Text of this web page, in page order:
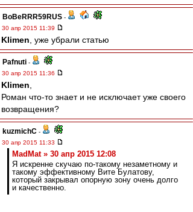
BoBeRRR59RUS -
30 апр 2015 11:39
Klimen , уже убрали статью
Pafnuti -
30 апр 2015 11:36
Klimen
Роман что-то знает и не исключает уже своего
возвращения?
kuzmichC -
30 апр 2015 11:33
MadMat » 30 апр 2015 12:08
Я искренне скучаю по-такому незаметному и
такому эффективному Вите Булатову,
который закрывал опорную зону очень долго
и качественно.